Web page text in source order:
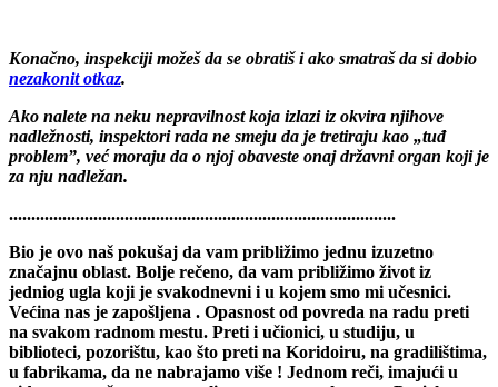
Konačno, inspekciji možeš da se obratiš i ako smatraš da si dobio
Ako nalete na neku nepravilnost koja izlazi iz okvira njihove
nadležnosti, inspektori rada ne smeju da je tretiraju kao „tuđ
problem”, već moraju da o njoj obaveste onaj državni organ koji je
Bio je ovo naš pokušaj da vam približimo jednu izuzetno
značajnu oblast. Bolje rečeno, da vam približimo život iz
jedniog ugla koji je svakodnevni i u kojem smo mi učesnici.
Većina nas je zapošljena . Opasnost od povreda na radu preti
na svakom radnom mestu. Preti i učionici, u studiju, u
biblioteci, pozorištu, kao što preti na Koridoiru, na gradilištima,